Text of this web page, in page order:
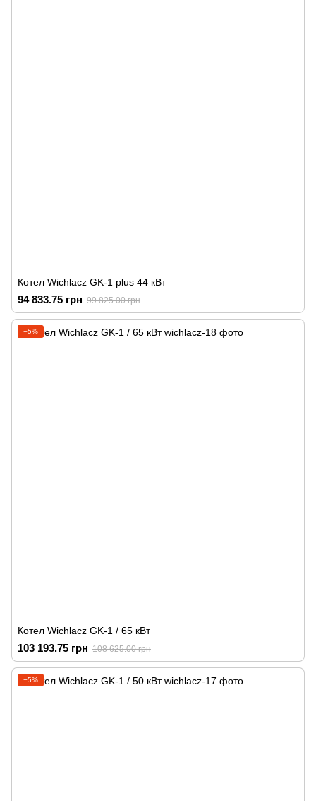
Котел Wichlacz GK-1 plus 44 кВт
94 833.75 грн 99 825.00 грн
−5%
Котел Wichlacz GK-1 / 65 кВт
103 193.75 грн 108 625.00 грн
−5%